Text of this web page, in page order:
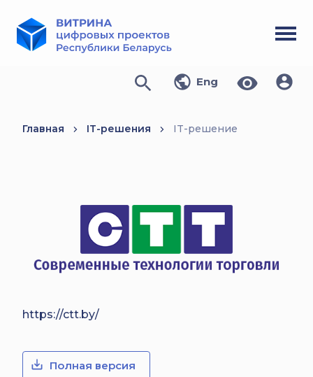
Eng
Главная IT-решения IT-решение
https://ctt.by/
Полная версия